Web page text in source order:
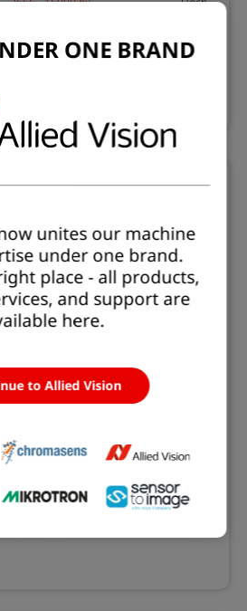
4096 - 7300 px Hoch
ONE BRAND
unites our machine
under one brand.
place - all products,
and support are
here.
to Allied Vision